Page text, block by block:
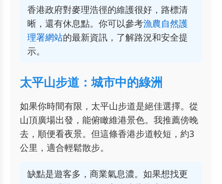
香港政府對麥理浩徑的維護很好，路標清
晰，還有休息點。你可以參考漁農自然護
理署網站的最新資訊，了解路況和安全提
示。
太平山步道：城市中的綠洲
如果你時間有限，太平山步道是絕佳選擇。從
山頂廣場出發，能俯瞰維港景色。我推薦傍晚
去，順便看夜景。但這條香港步道較短，約3
公里，適合輕鬆散步。
缺點是遊客多，商業氣息濃。如果想找更